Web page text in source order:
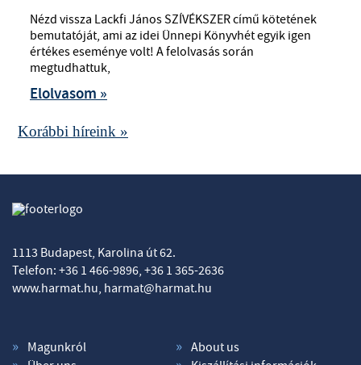
Nézd vissza Lackfi János SZÍVÉKSZER című kötetének
bemutatóját, ami az idei Ünnepi Könyvhét egyik igen
értékes eseménye volt! A felolvasás során
megtudhattuk,
Elolvasom »
Korábbi híreink »
1113 Budapest, Karolina út 62.
Telefon: +36 1 466-9896, +36 1 365-2636
www.harmat.hu, harmat@harmat.hu
Magunkról
About us